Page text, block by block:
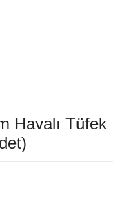
Havalı Tüfek